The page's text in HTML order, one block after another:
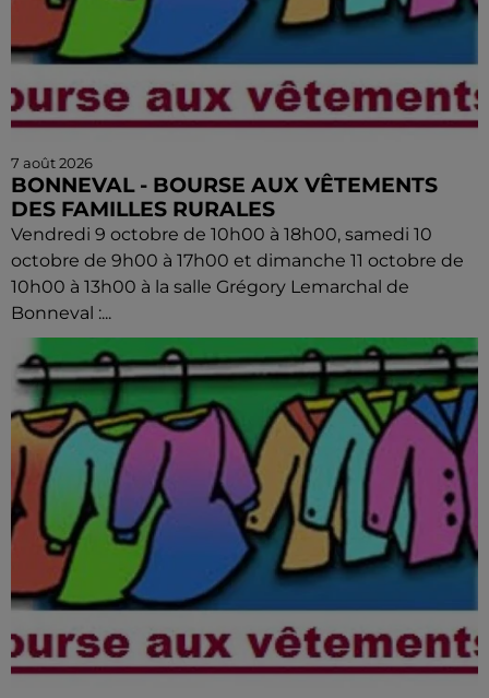
7 août 2026
BONNEVAL - BOURSE AUX VÊTEMENTS
DES FAMILLES RURALES
Vendredi 9 octobre de 10h00 à 18h00, samedi 10
octobre de 9h00 à 17h00 et dimanche 11 octobre de
10h00 à 13h00 à la salle Grégory Lemarchal de
Bonneval :...